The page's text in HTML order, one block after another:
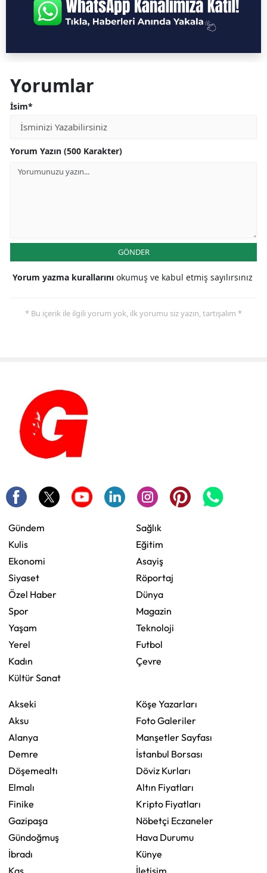
Yorumlar
İsim*
Yorum Yazın (500 Karakter)
GÖNDER
Yorum yazma kurallarını okumuş ve kabul etmiş sayılırsınız
* Bu içerik ile ilgili yorum yok, ilk yorumu siz yazın, tartışalım *
Gündem
Kulis
Ekonomi
Siyaset
Özel Haber
Spor
Yaşam
Yerel
Kadın
Kültür Sanat
Sağlık
Eğitim
Asayiş
Röportaj
Dünya
Magazin
Teknoloji
Futbol
Çevre
Akseki
Aksu
Alanya
Demre
Döşemealtı
Elmalı
Finike
Gazipaşa
Gündoğmuş
İbradı
Köşe Yazarları
Foto Galeriler
Manşetler Sayfası
İstanbul Borsası
Döviz Kurları
Altın Fiyatları
Kripto Fiyatları
Nöbetçi Eczaneler
Hava Durumu
Künye